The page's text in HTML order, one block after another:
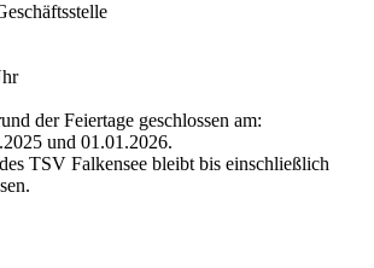
der Feiertage geschlossen am:
und 01.01.2026.
des TSV Falkensee bleibt bis einschließlich